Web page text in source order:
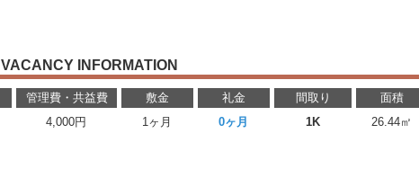
VACANCY INFORMATION
管理費・共益費 敷金 礼金 間取り 面積
4,000円 1ヶ月 0ヶ月 1K 26.44㎡